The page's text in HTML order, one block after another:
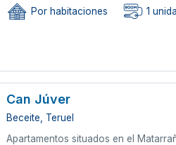
Por habitaciones 1
Can Júver
Beceite, Teruel
Apartamentos situados en el